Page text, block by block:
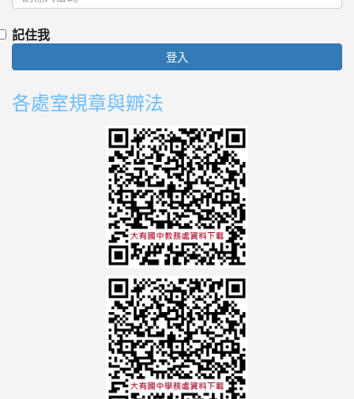
記住我
登入
各處室規章與辧法